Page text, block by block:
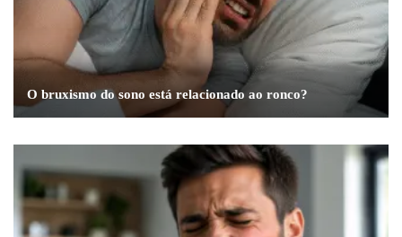
O bruxismo do sono está relacionado ao ronco?